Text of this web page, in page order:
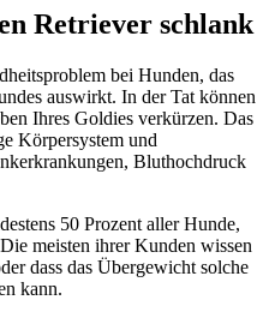
Retriever schlank
bei Hunden, das
auswirkt. In der Tat können
Ihres Goldies verkürzen. Das
Körpersystem und
Bluthochdruck
50 Prozent aller Hunde,
meisten ihrer Kunden wissen
dass das Übergewicht solche
kann.